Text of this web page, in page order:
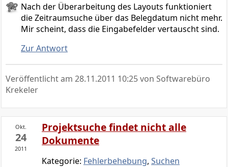
Nach der Überarbeitung des Layouts funktioniert
die Zeitraumsuche über das Belegdatum nicht mehr.
Mir scheint, dass die Eingabefelder vertauscht sind.
Zur Antwort
Veröffentlicht am 28.11.2011 10:25von Softwarebüro
Krekeler
Okt.
24
2011
Projektsuche findet nicht alle
Dokumente
Kategorie: Fehlerbehebung, Suchen